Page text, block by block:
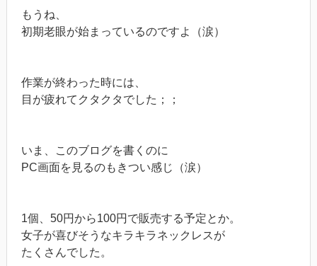
もうね、
初期老眼が始まっているのですよ（涙）
作業が終わった時には、
目が疲れてクタクタでした；；
いま、このブログを書くのに
PC画面を見るのもきつい感じ（涙）
1個、50円から100円で販売する予定とか。
女子が喜びそうなキラキラネックレスが
たくさんでした。